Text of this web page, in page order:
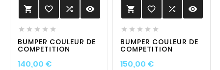
 favorite_border  visibility
    
BUMPER COULEUR DE
COMPETITION
140,00 €Prix
 favorite_border  visibility
    
BUMPER COULEUR DE
COMPETITION
150,00 €Prix